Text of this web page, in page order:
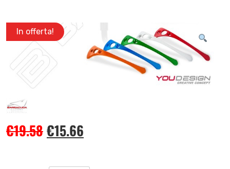
In offerta!
€19.58€15.66